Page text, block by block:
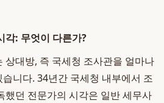
각: 무엇이 다른가?
상대방, 즉 국세청 조사관을 얼마나
니다. 34년간 국세청 내부에서 조
했던 전문가의 시각은 일반 세무사